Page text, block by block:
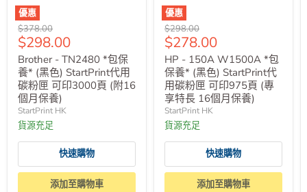
優惠
原
價
$378.00
售
價
$298.00
Brother - TN2480 *包保
養* (黑色) StartPrint代用
碳粉匣 可印3000頁 (附16
個月保養)
StartPrint HK
貨源充足
快速購物
添加至購物車
優惠
原
價
$298.00
售
價
$278.00
HP - 150A W1500A *包
保養* (黑色) StartPrint代
用碳粉匣 可印975頁 (專
享特長 16個月保養)
StartPrint HK
貨源充足
快速購物
添加至購物車